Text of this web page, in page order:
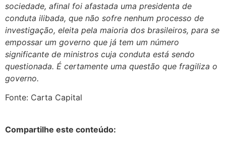
sociedade, afinal foi afastada uma presidenta de
conduta ilibada, que não sofre nenhum processo de
investigação, eleita pela maioria dos brasileiros, para se
empossar um governo que já tem um número
significante de ministros cuja conduta está sendo
questionada. É certamente uma questão que fragiliza o
governo.
Fonte: Carta Capital
Compartilhe este conteúdo: